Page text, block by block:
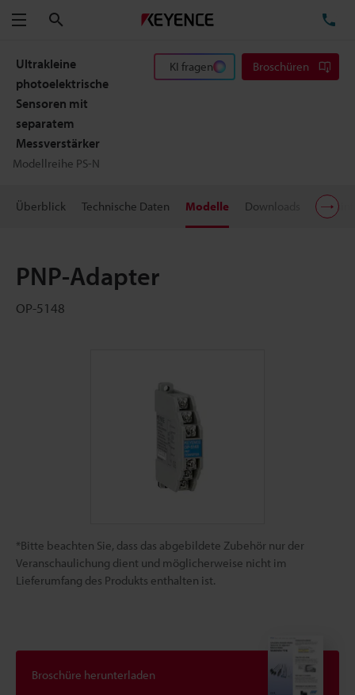
Menü
Ultrakleine
photoelektrische
Sensoren mit
separatem
Messverstärker
Modellreihe PS-N
KI fragen Broschüren
Überblick Technische Daten Modelle Downloads
PNP-Adapter
OP-5148
*Bitte beachten Sie, dass das abgebildete Zubehör nur der
Veranschaulichung dient und möglicherweise nicht im
Lieferumfang des Produkts enthalten ist.
Broschüre herunterladen